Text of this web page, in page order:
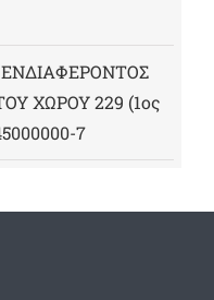
ΧΩΡΟΥ 229 (1ος
7